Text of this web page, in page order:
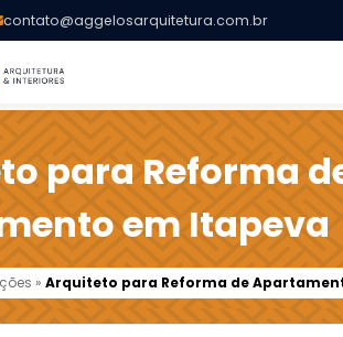
contato@aggelosarquitetura.com.br
para Reforma
em Itapeva
»Arquiteto para Reforma de